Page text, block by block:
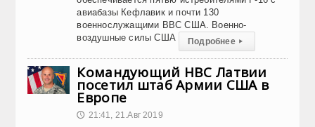
авиабазы Кефлавик и почти 130
военнослужащими ВВС США. Военно-
воздушные силы США
Подробнее ▸
Командующий НВС Латвии
посетил штаб Армии США в
Европе
🕔 21:41, 21.Авг 2019